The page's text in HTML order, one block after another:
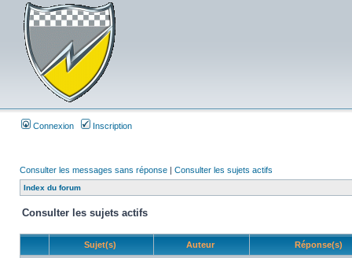
Connexion Inscription
Consulter les messages sans réponse | Consulter les sujets actifs
Index du forum
Consulter les sujets actifs
Sujet(s) Auteur Réponse(s)